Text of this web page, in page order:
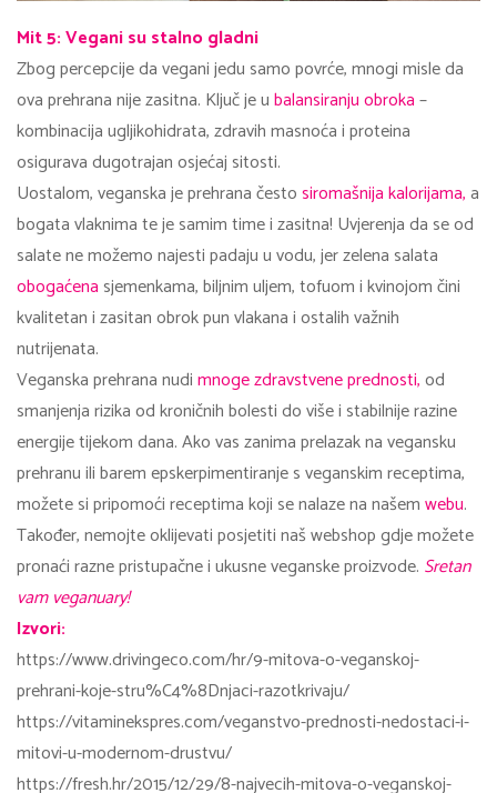
Mit 5: Vegani su stalno gladni
Zbog percepcije da vegani jedu samo povrće, mnogi misle da
ova prehrana nije zasitna. Ključ je ubalansiranju obroka–
kombinacija ugljikohidrata, zdravih masnoća i proteina
osigurava dugotrajan osjećaj sitosti.
Uostalom, veganska je prehrana čestosiromašnija kalorijama,a
bogata vlaknima te je samim time i zasitna! Uvjerenja da se od
salate ne možemo najesti padaju u vodu, jer zelena salata
obogaćenasjemenkama, biljnim uljem, tofuom i kvinojom čini
kvalitetan i zasitan obrok pun vlakana i ostalih važnih
nutrijenata.
Veganska prehrana nudimnoge zdravstvene prednosti,od
smanjenja rizika od kroničnih bolesti do više i stabilnije razine
energije tijekom dana. Ako vas zanima prelazak na vegansku
prehranu ili barem epskerpimentiranje s veganskim receptima,
možete si pripomoći receptima koji se nalaze na našemwebu.
Također, nemojte oklijevati posjetiti naš webshop gdje možete
pronaći razne pristupačne i ukusne veganske proizvode. Sretan
vam veganuary!
Izvori:
https://www.drivingeco.com/hr/9-mitova-o-veganskoj-
prehrani-koje-stru%C4%8Dnjaci-razotkrivaju/
https://vitaminekspres.com/veganstvo-prednosti-nedostaci-i-
mitovi-u-modernom-drustvu/
https://fresh.hr/2015/12/29/8-najvecih-mitova-o-veganskoj-